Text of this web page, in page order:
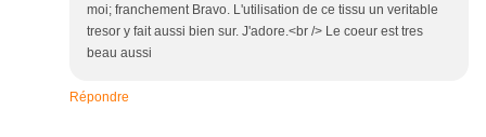
moi; franchement Bravo. L'utilisation de ce tissu un veritable
tresor y fait aussi bien sur. J'adore.<br /> Le coeur est tres
beau aussi
Répondre